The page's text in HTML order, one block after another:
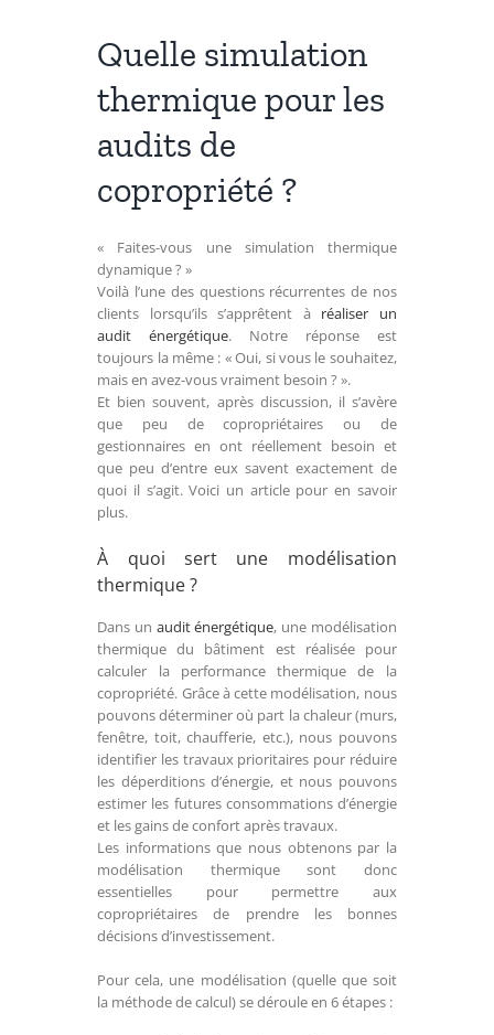
Quelle simulation
thermique pour les
audits de
copropriété ?
« Faites-vous une simulation thermique
dynamique ? »
Voilà l’une des questions récurrentes de nos
clients lorsqu’ils s’apprêtent à réaliser un
audit énergétique. Notre réponse est
toujours la même : « Oui, si vous le souhaitez,
mais en avez-vous vraiment besoin ? ».
Et bien souvent, après discussion, il s’avère
que peu de copropriétaires ou de
gestionnaires en ont réellement besoin et
que peu d’entre eux savent exactement de
quoi il s’agit. Voici un article pour en savoir
plus.
À quoi sert une modélisation
thermique ?
Dans un audit énergétique, une modélisation
thermique du bâtiment est réalisée pour
calculer la performance thermique de la
copropriété. Grâce à cette modélisation, nous
pouvons déterminer où part la chaleur (murs,
fenêtre, toit, chaufferie, etc.), nous pouvons
identifier les travaux prioritaires pour réduire
les déperditions d’énergie, et nous pouvons
estimer les futures consommations d’énergie
et les gains de confort après travaux.
Les informations que nous obtenons par la
modélisation thermique sont donc
essentielles pour permettre aux
copropriétaires de prendre les bonnes
décisions d’investissement.
Pour cela, une modélisation (quelle que soit
la méthode de calcul) se déroule en 6 étapes :